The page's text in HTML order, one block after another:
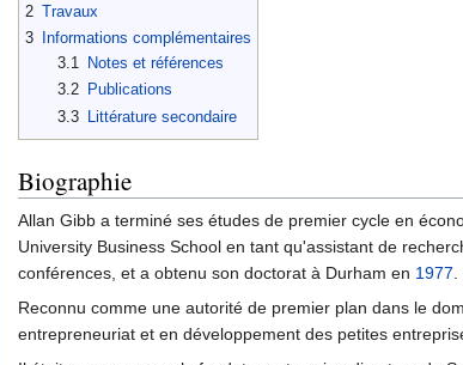
2 Travaux
3
Informations complémentaires
3.1
Notes et références
3.2
Publications
3.3
Littérature secondaire
Biographie
Allan Gibb a terminé ses études de premier cycle en
University Business School en tant qu'assistant de
conférences, et a obtenu son doctorat à Durham en 1977.
Reconnu comme une autorité de premier plan dans le
entrepreneuriat et en développement des petites